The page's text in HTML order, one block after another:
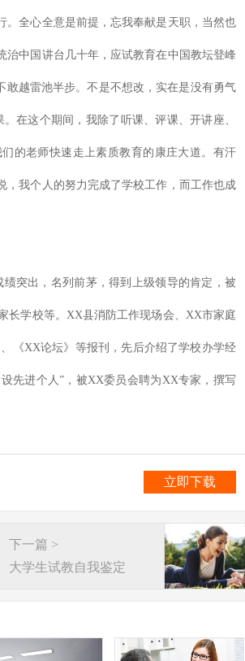
。全心全意是前提，忘我奉献是天职，当然也
中国讲台几十年，应试教育在中国教坛登峰
敢越雷池半步。不是不想改，实在是没有勇气
在这个期间，我除了听课、评课、开讲座、
的老师快速走上素质教育的康庄大道。有汗
，我个人的努力完成了学校工作，而工作也成
突出，名列前茅，得到上级领导的肯定，被
长学校等。XX县消防工作现场会、XX市家庭
《XX论坛》等报刊，先后介绍了学校办学经
先进个人”，被XX委员会聘为XX专家，撰写
立即下载
下一篇 >
大学生试教自我鉴定